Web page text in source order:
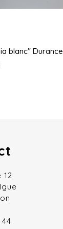
blanc" Durance
12